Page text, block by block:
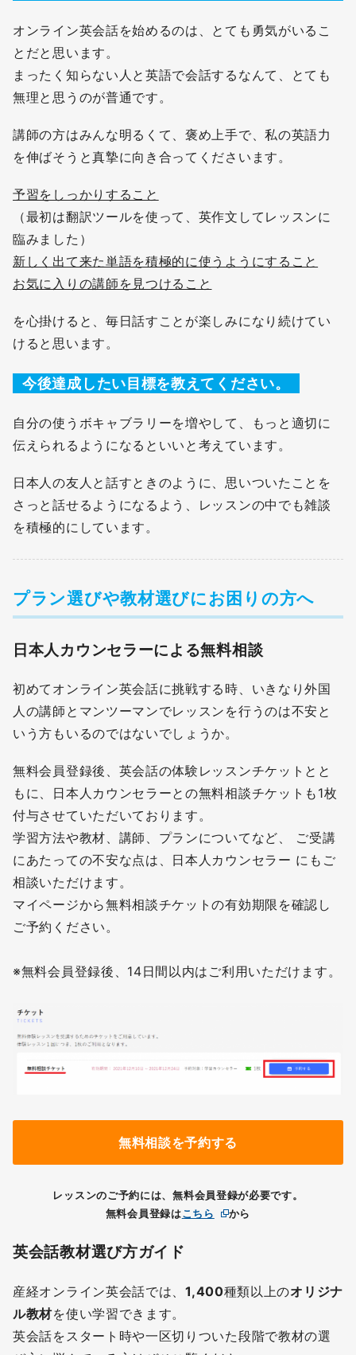
オンライン英会話を始めるのは、とても勇気がいるこ
とだと思います。
まったく知らない人と英語で会話するなんて、とても
無理と思うのが普通です。
講師の方はみんな明るくて、褒め上手で、私の英語力
を伸ばそうと真摯に向き合ってくださいます。
予習をしっかりすること
（最初は翻訳ツールを使って、英作文してレッスンに
臨みました）
新しく出て来た単語を積極的に使うようにすること
お気に入りの講師を見つけること
を心掛けると、毎日話すことが楽しみになり続けてい
けると思います。
今後達成したい目標を教えてください。
自分の使うボキャブラリーを増やして、もっと適切に
伝えられるようになるといいと考えています。
日本人の友人と話すときのように、思いついたことを
さっと話せるようになるよう、レッスンの中でも雑談
を積極的にしています。
プラン選びや教材選びにお困りの方へ
日本人カウンセラーによる無料相談
初めてオンライン英会話に挑戦する時、いきなり外国
人の講師とマンツーマンでレッスンを行うのは不安と
いう方もいるのではないでしょうか。
無料会員登録後、英会話の体験レッスンチケットとと
もに、日本人カウンセラーとの無料相談チケットも1枚
付与させていただいております。
学習方法や教材、講師、プランについてなど、 ご受講
にあたっての不安な点は、日本人カウンセラー にもご
相談いただけます。
マイページから無料相談チケットの有効期限を確認し
ご予約ください。
※無料会員登録後、14日間以内はご利用いただけます。
無料相談を予約する
レッスンのご予約には、無料会員登録が必要です。
無料会員登録はこちら から
英会話教材選び方ガイド
産経オンライン英会話では、1,400種類以上のオリジナ
ル教材を使い学習できます。
英会話をスタート時や一区切りついた段階で教材の選